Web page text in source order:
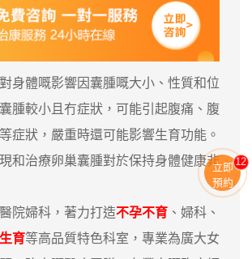
體嘅影響因囊腫嘅大小、性質和位
腫較小且冇症狀，可能引起腹痛、腹
症狀，嚴重時還可能影響生育功能。
和治療卵巢囊腫對於保持身體健康非
婦科，著力打造不孕不育 、婦科、
育等高品質特色科室，專業為廣大女
立即
預約
13